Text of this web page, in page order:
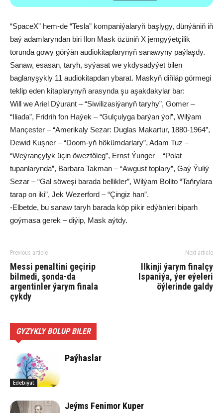
“SpaceX” hem-de “Tesla” kompaniýalaryň başlygy, dünýäniň iň
baý adamlaryndan biri Ilon Mask özüniň X jemgyýetçilik
torunda gowy görýän audiokitaplarynyň sanawyny paýlaşdy.
Sanaw, esasan, taryh, syýasat we ykdysadyýet bilen
baglanyşykly 11 audiokitapdan ybarat. Maskyň diňläp görmegi
teklip eden kitaplarynyň arasynda şu aşakdakylar bar:
Will we Ariel Dýurant – “Siwilizasiýanyň taryhy”, Gomer –
“Iliada”, Fridrih fon Haýek – “Gulçulyga barýan ýol”, Wilýam
Mançester – “Amerikaly Sezar: Duglas Makartur, 1880-1964”,
Dewid Kuşner – “Doom-yň hökümdarlary”, Adam Tuz –
“Weýrançylyk üçin öweztöleg”, Ernst Ýunger – “Polat
tupanlarynda”, Barbara Takman – “Awgust toplary”, Gaý Ýuliý
Sezar – “Gal söweşi barada bellikler”, Wilýam Bolito “Taňrylara
tarap on iki”, Jek Wezerford – “Çingiz han”.
-Elbetde, bu sanaw taryh barada köp pikir edýänleri biparh
goýmasa gerek – diýip, Mask aýtdy.
Previous article
Messi penaltini geçirip
bilmedi, şonda-da
argentinler ýarym finala
çykdy
Next article
Ilkinji ýarym finalçy
Ispaniýa, ýer eýeleri
öýlerinde galdy
GYZYKLY BOLUP BILER
Edebiýat
Paýhaslar
Jeýms Fenimor Kuper